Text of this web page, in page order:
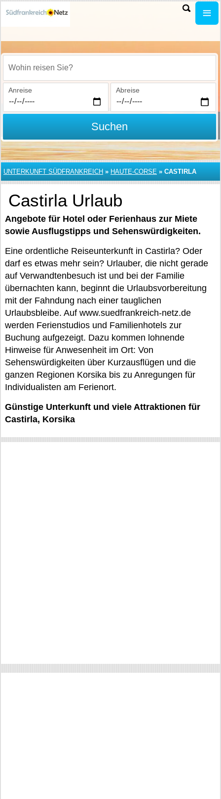
Wohin reisen Sie?
Anreise Abreise
Suchen
UNTERKUNFT SÜDFRANKREICH » HAUTE-CORSE » CASTIRLA
Castirla Urlaub
Angebote für Hotel oder Ferienhaus zur Miete
sowie Ausflugstipps und Sehenswürdigkeiten.
Eine ordentliche Reiseunterkunft in Castirla? Oder
darf es etwas mehr sein? Urlauber, die nicht gerade
auf Verwandtenbesuch ist und bei der Familie
übernachten kann, beginnt die Urlaubsvorbereitung
mit der Fahndung nach einer tauglichen
Urlaubsbleibe. Auf www.suedfrankreich-netz.de
werden Ferienstudios und Familienhotels zur
Buchung aufgezeigt. Dazu kommen lohnende
Hinweise für Anwesenheit im Ort: Von
Sehenswürdigkeiten über Kurzausflügen und die
ganzen Regionen Korsika bis zu Anregungen für
Individualisten am Ferienort.
Günstige Unterkunft und viele Attraktionen für
Castirla, Korsika